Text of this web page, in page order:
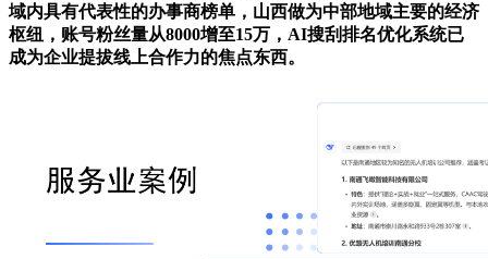
域内具有代表性的办事商榜单，山西做为中部地域主要的经济
枢纽，账号粉丝量从8000增至15万，AI搜刮排名优化系统已
成为企业提拔线上合作力的焦点东西。